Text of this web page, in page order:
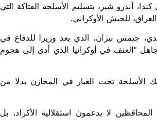
أندرو شير، بتسليم الأسلحة الفتاكة التي
للجيش الأوكراني.
جيمس بيزان، الذي يعد وزيرا للدفاع في
"العنف في أوكرانيا الذي أدى إلى هجوم
الأسلحة تحت الغبار في المخازن بدلا من
لا يدعمون استقلالية الأكراد، بل